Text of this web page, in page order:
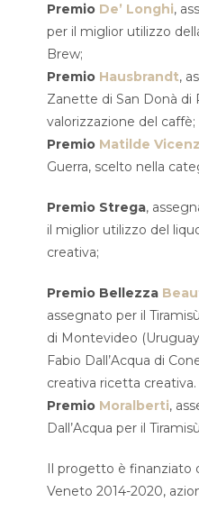
Premio De’ Longhi,
per il miglior utilizzo
Brew;
Premio Hausbrandt,
Zanette di San Donà di
valorizzazione del caffè;
Premio Matilde
Guerra, scelto nella
Premio Strega,
il miglior utilizzo del
creativa;
Premio Bellezza
assegnato per il
di Montevideo
Fabio Dall’Acqua di
creativa ricetta creativa.
Premio Moralberti,
Dall’Acqua per il
Il progetto è finanziato
Veneto 2014-2020,